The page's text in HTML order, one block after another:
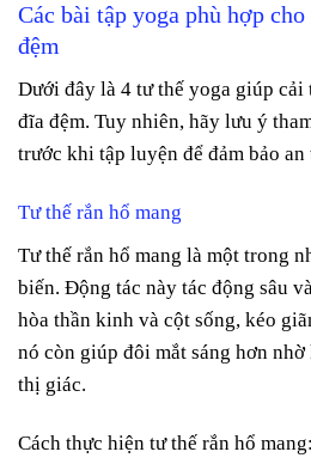
Các bài tập yoga phù hợp
đệm
Dưới đây là 4 tư thế yoga giúp
đĩa đệm. Tuy nhiên, hãy lưu ý
trước khi tập luyện để đảm bảo an
Tư thế rắn hổ mang
Tư thế rắn hổ mang là một trong
biến. Động tác này tác động sâu
hòa thần kinh và cột sống, kéo
nó còn giúp đôi mắt sáng hơn
thị giác.
Cách thực hiện tư thế rắn hổ mang: